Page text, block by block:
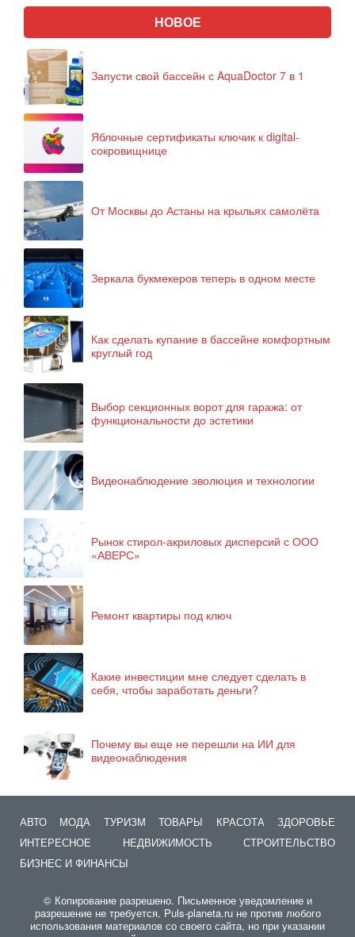
НОВОЕ
Запусти свой бассейн с AquaDoctor 7 в 1
Яблочные сертификаты ключик к digital-
сокровищнице
От Москвы до Астаны на крыльях самолёта
Зеркала букмекеров теперь в одном месте
Как сделать купание в бассейне комфортным
круглый год
Выбор секционных ворот для гаража: от
функциональности до эстетики
Видеонаблюдение эволюция и технологии
Рынок стирол-акриловых дисперсий с ООО
«АВЕРС»
Ремонт квартиры под ключ
Какие инвестиции мне следует сделать в
себя, чтобы заработать деньги?
Почему вы еще не перешли на ИИ для
видеонаблюдения
АВТО МОДА ТУРИЗМ ТОВАРЫ КРАСОТА
ЗДОРОВЬЕ
ИНТЕРЕСНОЕ
НЕДВИЖИМОСТЬ
СТРОИТЕЛЬСТВО
БИЗНЕС И ФИНАНСЫ
© Копирование разрешено. Письменное уведомление и
разрешение не требуется. Puls-planeta.ru не против любого
использования материалов со своего сайта, но при указании